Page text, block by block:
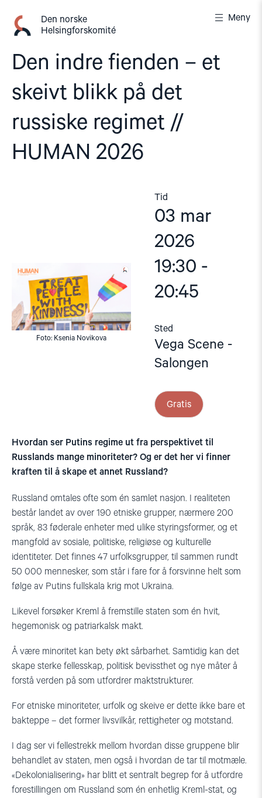
innhold
Den norske
Helsingforskomité
Meny
Den indre fienden – et
skeivt blikk på det
russiske regimet //
HUMAN 2026
Foto: Ksenia Novikova
Tid
03 mar
2026
19:30 -
20:45
Sted
Vega Scene -
Salongen
Gratis
Hvordan ser Putins regime ut fra perspektivet til
Russlands mange minoriteter? Og er det her vi finner
kraften til å skape et annet Russland?
Russland omtales ofte som én samlet nasjon. I realiteten
består landet av over 190 etniske grupper, nærmere 200
språk, 83 føderale enheter med ulike styringsformer, og et
mangfold av sosiale, politiske, religiøse og kulturelle
identiteter. Det finnes 47 urfolksgrupper, til sammen rundt
50 000 mennesker, som står i fare for å forsvinne helt som
følge av Putins fullskala krig mot Ukraina.
Likevel forsøker Kreml å fremstille staten som én hvit,
hegemonisk og patriarkalsk makt.
Å være minoritet kan bety økt sårbarhet. Samtidig kan det
skape sterke fellesskap, politisk bevissthet og nye måter å
forstå verden på som utfordrer maktstrukturer.
For etniske minoriteter, urfolk og skeive er dette ikke bare et
bakteppe – det former livsvilkår, rettigheter og motstand.
I dag ser vi fellestrekk mellom hvordan disse gruppene blir
behandlet av staten, men også i hvordan de tar til motmæle.
«Dekolonialisering» har blitt et sentralt begrep for å utfordre
forestillingen om Russland som én enhetlig Kreml-stat, og